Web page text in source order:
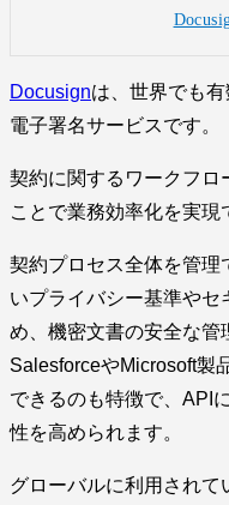
Docusignは、世界でも
電子署名サービスです。
契約に関するワークフロ
ことで業務効率化を実現
契約プロセス全体を管理
いプライバシー基準やセ
め、機密文書の安全な管
SalesforceやMicrosoft製
できるのも特徴で、API
性を高められます。
グローバルに利用され